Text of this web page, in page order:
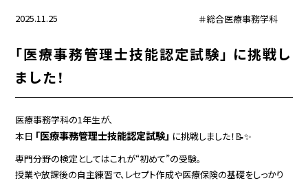
2025.11.25 ＃総合医療事務学科
「医療事務管理士技能認定試験」 に挑戦し
ました！
医療事務学科の1年生が、
本日 「医療事務管理士技能認定試験」 に挑戦しました！📝✨
専門分野の検定としてはこれが“初めて”の受験。
授業や放課後の自主練習で、レセプト作成や医療保険の基礎をしっかり